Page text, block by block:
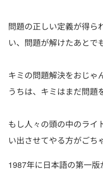
問題の正しい定義が得ら
い、問題が解けたあとで
キミの問題解決をおじゃ
うちは、キミはまだ問題
もし人々の頭の中のライ
い出させてやる方がごち
1987年に日本語の第一